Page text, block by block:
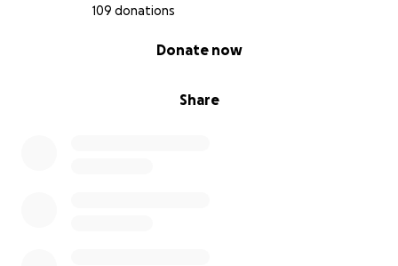
109 donations
Share
Donate now